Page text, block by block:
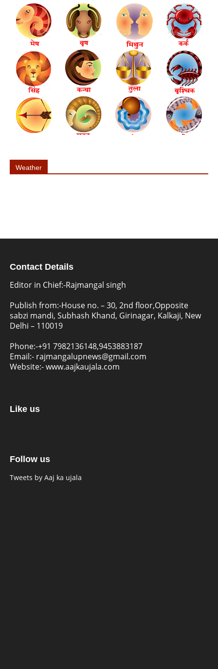
Weather
Contact Details
Editor in Chief:-Rajmangal singh
Publish from:-House no. – 30, 2nd floor,Opposite
sabzi mandi, Subhash Khand, Girinagar, Kalkaji, New
Delhi – 110019
Phone:-+91 7982136148,9453883187
Email:- rajmangalupnews@gmail.com
Website:-www.aajkaujala.com
Like us
Follow us
Tweets by Aaj ka ujala